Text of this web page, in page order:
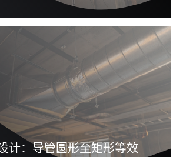
计：导管圆形至矩形等效